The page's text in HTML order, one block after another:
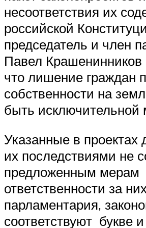
несоответствия их
российской
председатель и член
Павел Крашенинников
что лишение граждан
собственности на
быть исключительной
Указанные в проектах
их последствиями не
предложенным мерам
ответственности за
парламентария,
соответствуют букве